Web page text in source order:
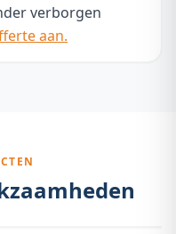
verborgen
aan.